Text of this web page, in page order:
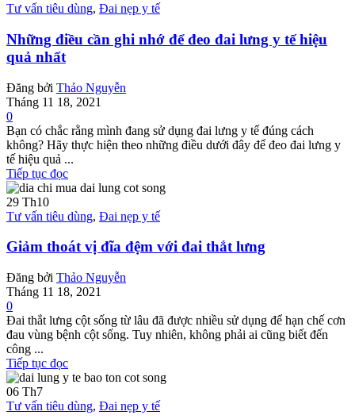
Tư vấn tiêu dùng, Đai nẹp y tế
Những điều cần ghi nhớ để đeo đai lưng y tế hiệu
quả nhất
Đăng bởi Thảo Nguyễn
Tháng 11 18, 2021
0
Bạn có chắc rằng mình đang sử dụng đai lưng y tế đúng cách
không? Hãy thực hiện theo những điều dưới đây để đeo đai lưng y
tế hiệu quả ...
Tiếp tục đọc
29 Th10
Tư vấn tiêu dùng, Đai nẹp y tế
Giảm thoát vị đĩa đệm với đai thắt lưng
Đăng bởi Thảo Nguyễn
Tháng 11 18, 2021
0
Đai thắt lưng cột sống từ lâu đã được nhiều sử dụng để hạn chế cơn
đau vùng bệnh cột sống. Tuy nhiên, không phải ai cũng biết đến
công ...
Tiếp tục đọc
06 Th7
Tư vấn tiêu dùng, Đai nẹp y tế